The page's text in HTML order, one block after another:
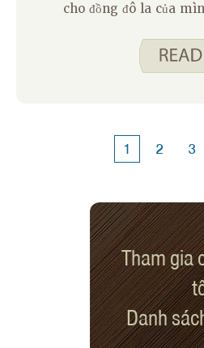
cho đồng đô la của
dụng số tiền chúng ta
đến gần, đây là thời
1 2 3
Tham gia
Danh